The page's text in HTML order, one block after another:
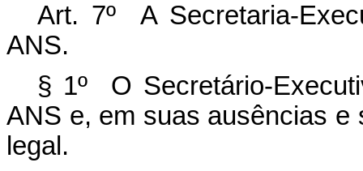
Art. 7º A Secretaria-
ANS.
§ 1º O Secretário-
ANS e, em suas ausências e
legal.